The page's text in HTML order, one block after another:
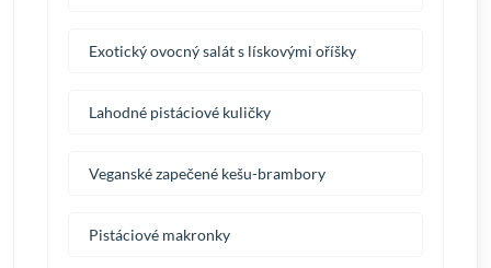
Exotický ovocný salát s lískovými oříšky
Lahodné pistáciové kuličky
Veganské zapečené kešu-brambory
Pistáciové makronky